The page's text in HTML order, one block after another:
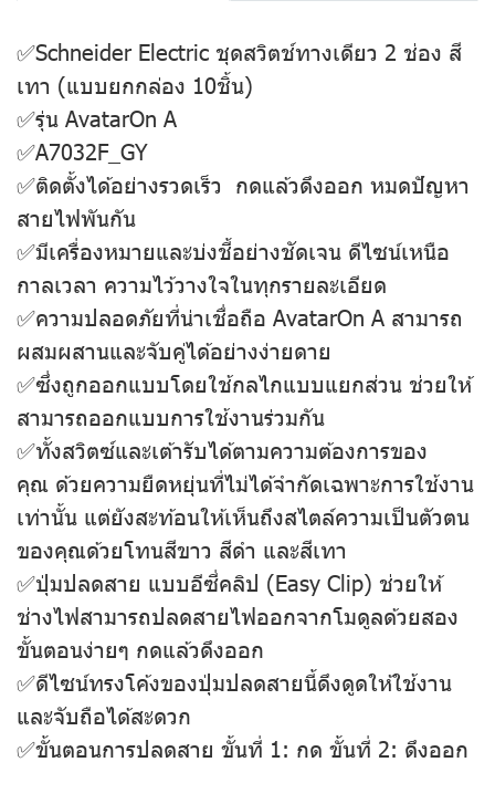
✅Schneider Electric ชุดสวิตช์ทางเดียว 2 ช่อง สี
เทา (แบบยกกล่อง 10ชิ้น)
✅รุ่น AvatarOn A
✅A7032F_GY
✅ติดตั้งได้อย่างรวดเร็ว กดแล้วดึงออก หมดปัญหา
สายไฟพันกัน
✅มีเครื่องหมายและบ่งชี้อย่างชัดเจน ดีไซน์เหนือ
กาลเวลา ความไว้วางใจในทุกรายละเอียด
✅ความปลอดภัยที่น่าเชื่อถือ AvatarOn A สามารถ
ผสมผสานและจับคู่ได้อย่างง่ายดาย
✅ซึ่งถูกออกแบบโดยใช้กลไกแบบแยกส่วน ช่วยให้
สามารถออกแบบการใช้งานร่วมกัน
✅ทั้งสวิตซ์และเต้ารับได้ตามความต้องการของ
คุณ ด้วยความยืดหยุ่นที่ไม่ได้จำกัดเฉพาะการใช้งาน
เท่านั้น แต่ยังสะท้อนให้เห็นถึงสไตล์ความเป็นตัวตน
ของคุณด้วยโทนสีขาว สีดำ และสีเทา
✅ปุ่มปลดสาย แบบอีซี่คลิป (Easy Clip) ช่วยให้
ช่างไฟสามารถปลดสายไฟออกจากโมดูลด้วยสอง
ขั้นตอนง่ายๆ กดแล้วดึงออก
✅ดีไซน์ทรงโค้งของปุ่มปลดสายนี้ดึงดูดให้ใช้งาน
และจับถือได้สะดวก
✅ขั้นตอนการปลดสาย ขั้นที่ 1: กด ขั้นที่ 2: ดึงออก